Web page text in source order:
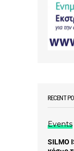
RECENT
Events
SILMO